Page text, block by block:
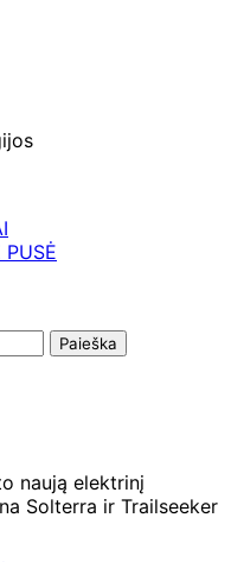
naują elektrinį
Solterra ir Trailseeker